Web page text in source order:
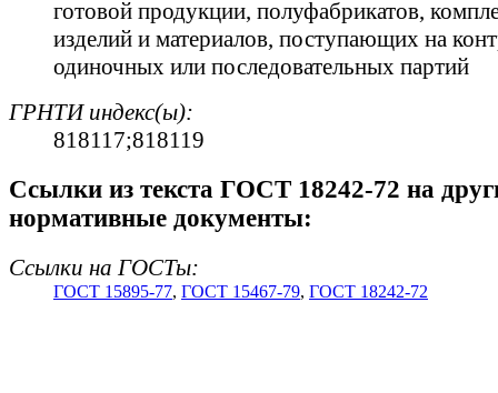
готовой продукции, полуфабрикатов,
изделий и материалов, поступающих на
одиночных или последовательных партий
ГРНТИ индекс(ы):
818117;818119
Cсылки из текста ГОСТ 18242-72 на
нормативные документы:
Ссылки на ГОСТы:
ГОСТ 15895-77, ГОСТ 15467-79, ГОСТ 18242-72